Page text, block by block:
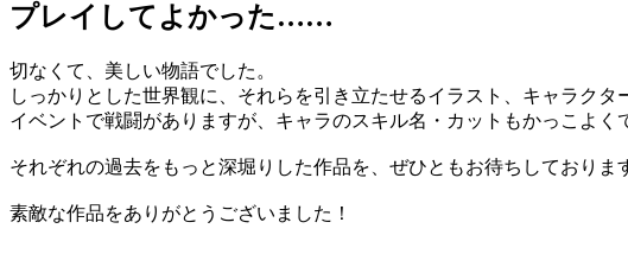
プレイしてよかった……
切なくて、美しい物語でした。
しっかりとした世界観に、それらを引き立たせるイラスト、キャラクタ
イベントで戦闘がありますが、キャラのスキル名・カットもかっこよく
それぞれの過去をもっと深堀りした作品を、ぜひともお待ちしておりま
素敵な作品をありがとうございました！